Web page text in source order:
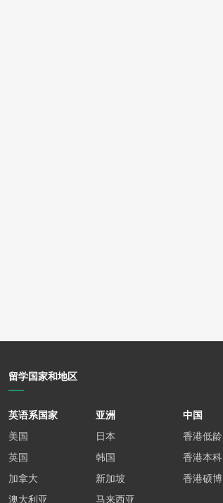
留学国家和地区
英语系国家
美国
英国
加拿大
澳大利亚
亚洲
日本
韩国
新加坡
马来西亚
中国
香港低龄
香港本科
香港硕博